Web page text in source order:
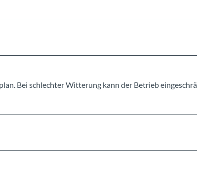
Bei schlechter Witterung kann der Betrieb